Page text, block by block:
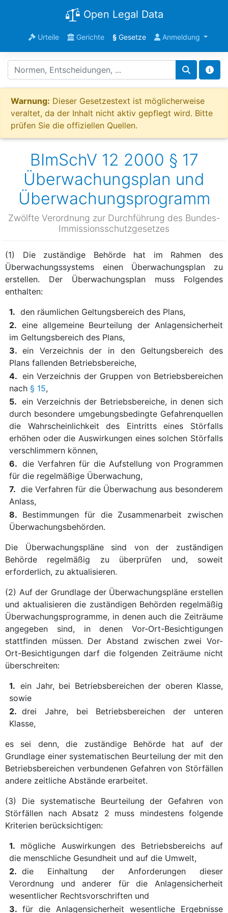
Open Legal Data
Urteile Gerichte §Gesetze Anmeldung
Warnung: Dieser Gesetzestext ist möglicherweise
veraltet, da der Inhalt nicht aktiv gepflegt wird. Bitte
prüfen Sie die offiziellen Quellen.
BImSchV 12 2000 § 17
Überwachungsplan und
Überwachungsprogramm
Zwölfte Verordnung zur Durchführung des Bundes-
Immissionsschutzgesetzes
(1) Die zuständige Behörde hat im Rahmen des
Überwachungssystems einen Überwachungsplan zu
erstellen. Der Überwachungsplan muss Folgendes
enthalten:
1. den räumlichen Geltungsbereich des Plans,
2. eine allgemeine Beurteilung der Anlagensicherheit
im Geltungsbereich des Plans,
3. ein Verzeichnis der in den Geltungsbereich des
Plans fallenden Betriebsbereiche,
4. ein Verzeichnis der Gruppen von Betriebsbereichen
nach § 15,
5. ein Verzeichnis der Betriebsbereiche, in denen sich
durch besondere umgebungsbedingte Gefahrenquellen
die Wahrscheinlichkeit des Eintritts eines Störfalls
erhöhen oder die Auswirkungen eines solchen Störfalls
verschlimmern können,
6. die Verfahren für die Aufstellung von Programmen
für die regelmäßige Überwachung,
7. die Verfahren für die Überwachung aus besonderem
Anlass,
8. Bestimmungen für die Zusammenarbeit zwischen
Überwachungsbehörden.
Die Überwachungspläne sind von der zuständigen
Behörde regelmäßig zu überprüfen und, soweit
erforderlich, zu aktualisieren.
(2) Auf der Grundlage der Überwachungspläne erstellen
und aktualisieren die zuständigen Behörden regelmäßig
Überwachungsprogramme, in denen auch die Zeiträume
angegeben sind, in denen Vor-Ort-Besichtigungen
stattfinden müssen. Der Abstand zwischen zwei Vor-
Ort-Besichtigungen darf die folgenden Zeiträume nicht
überschreiten:
1. ein Jahr, bei Betriebsbereichen der oberen Klasse,
sowie
2. drei Jahre, bei Betriebsbereichen der unteren
Klasse,
es sei denn, die zuständige Behörde hat auf der
Grundlage einer systematischen Beurteilung der mit den
Betriebsbereichen verbundenen Gefahren von Störfällen
andere zeitliche Abstände erarbeitet.
(3) Die systematische Beurteilung der Gefahren von
Störfällen nach Absatz 2 muss mindestens folgende
Kriterien berücksichtigen:
1. mögliche Auswirkungen des Betriebsbereichs auf
die menschliche Gesundheit und auf die Umwelt,
2. die Einhaltung der Anforderungen dieser
Verordnung und anderer für die Anlagensicherheit
wesentlicher Rechtsvorschriften und
3. für die Anlagensicherheit wesentliche Ergebnisse